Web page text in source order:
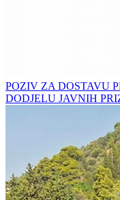
POZIV ZA DOSTAVU
DODJELU JAVNIH